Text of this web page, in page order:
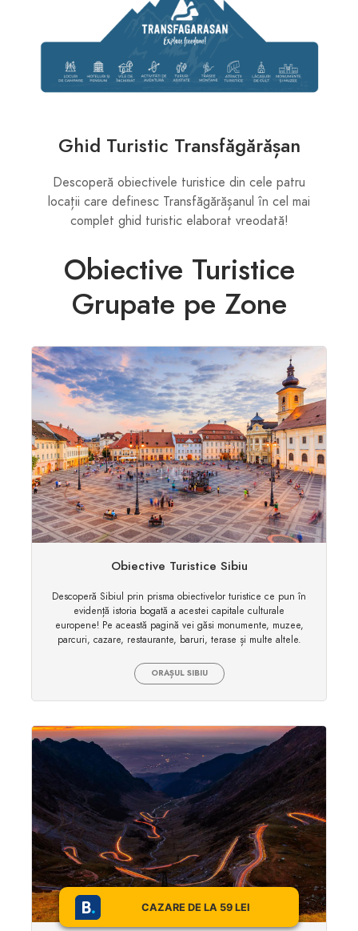
Ghid Turistic Transfăgărășan
Descoperă obiectivele turistice din cele patru
locații care definesc Transfăgărășanul în cel mai
complet ghid turistic elaborat vreodată!
Obiective Turistice
Grupate pe Zone
Obiective Turistice Sibiu
Descoperă Sibiul prin prisma obiectivelor turistice ce pun în
evidență istoria bogată a acestei capitale culturale
europene! Pe această pagină vei găsi monumente, muzee,
parcuri, cazare, restaurante, baruri, terase și multe altele.
ORAȘUL SIBIU
CAZARE DE LA 59 LEI